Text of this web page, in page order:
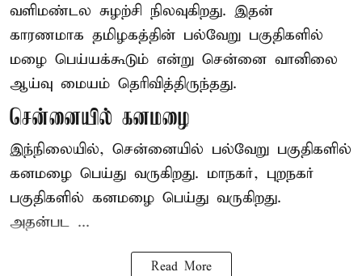
வளிமண்டல சுழற்சி நிலவுகிறது. இதன்
காரணமாக தமிழகத்தின் பல்வேறு பகுதிகளில்
மழை பெய்யக்கூடும் என்று சென்னை வானிலை
ஆய்வு மையம் தெரிவித்திருந்தது.
சென்னையில் கனமழை
இந்நிலையில், சென்னையில் பல்வேறு பகுதிகளில்
கனமழை பெய்து வருகிறது. மாநகர், புறநகர்
பகுதிகளில் கனமழை பெய்து வருகிறது.
அதன்பட ...
Read More